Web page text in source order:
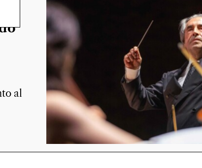
il
al